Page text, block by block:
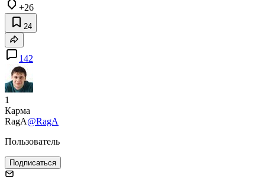
+26
24
142
1
Карма
RagA@RagA
Пользователь
Подписаться